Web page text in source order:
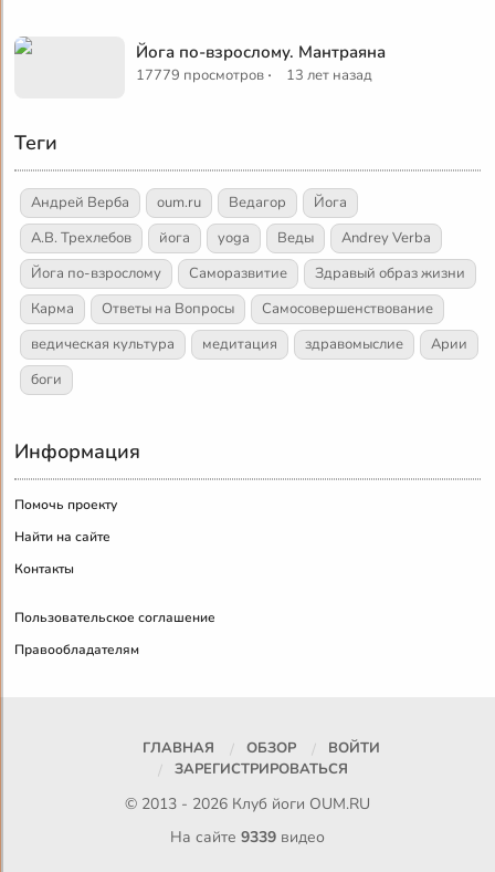
Йога по-взрослому. Мантраяна
17779 просмотров · 13 лет назад
Теги
Андрей Верба oum.ru Ведагор
Йога
А.В. Трехлебов
йога yoga Веды
Andrey Verba
Йога по-взрослому
Саморазвитие
Здравый образ жизни
Карма
Ответы на Вопросы
Самосовершенствование
ведическая культура
медитация здравомыслие
Арии
боги
Информация
Помочь проекту
Найти на сайте
Контакты
Пользовательское соглашение
Правообладателям
ГЛАВНАЯ ОБЗОР
ВОЙТИ
ЗАРЕГИСТРИРОВАТЬСЯ
© 2013 - 2026 Клуб йоги OUM.RU
На сайте 9339видео